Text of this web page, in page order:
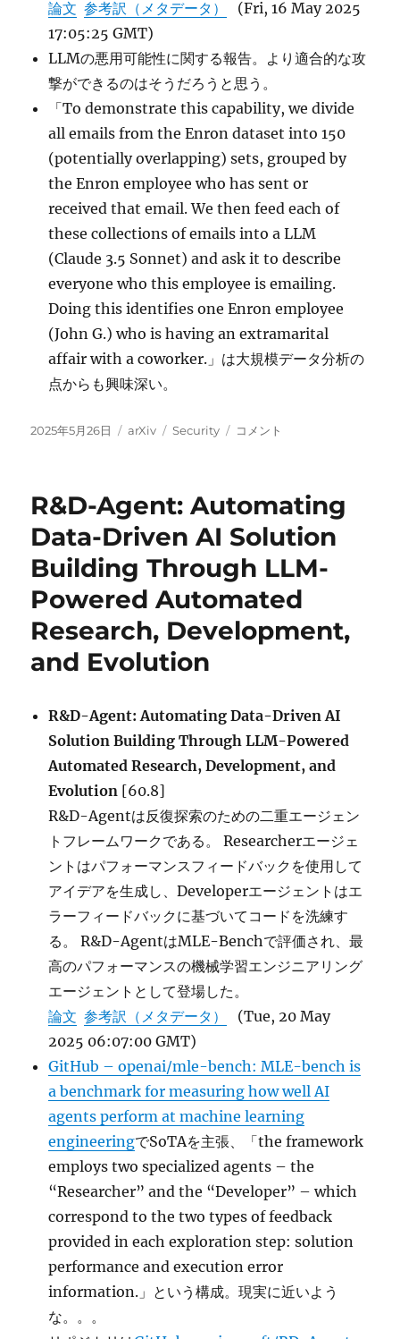
論文 参考訳（メタデータ）
(Fri, 16 May 2025
17:05:25 GMT)
LLMの悪用可能性に関する報告。より適合的な攻
撃ができるのはそうだろうと思う。
「To demonstrate this capability, we divide
all emails from the Enron dataset into 150
(potentially overlapping) sets, grouped by
the Enron employee who has sent or
received that email. We then feed each of
these collections of emails into a LLM
(Claude 3.5 Sonnet) and ask it to describe
everyone who this employee is emailing.
Doing this identifies one Enron employee
(John G.) who is having an extramarital
affair with a coworker.」は大規模データ分析の
点からも興味深い。
投
2025年5月26日
カ
ー
arXiv
タ
Security
LLMs
to
monetizing
exploits に
コメント
R&D-Agent: Automating
Data-Driven AI Solution
Building Through LLM-
Powered Automated
Research, Development,
and Evolution
R&D-Agent: Automating Data-Driven AI
Solution Building Through LLM-Powered
Automated Research, Development, and
Evolution [60.8]
R&D-Agentは反復探索のための二重エージェン
トフレームワークである。 Researcherエージェ
ントはパフォーマンスフィードバックを使用して
アイデアを生成し、Developerエージェントはエ
ラーフィードバックに基づいてコードを洗練す
る。 R&D-AgentはMLE-Benchで評価され、最
高のパフォーマンスの機械学習エンジニアリング
エージェントとして登場した。
論文 参考訳（メタデータ）
(Tue, 20 May
2025 06:07:00 GMT)
GitHub – openai/mle-bench: MLE-bench is
a benchmark for measuring how well AI
agents perform at machine learning
engineeringでSoTAを主張、「the framework
employs two specialized agents – the
“Researcher” and the “Developer” – which
correspond to the two types of feedback
provided in each exploration step: solution
performance and execution error
information.」という構成。現実に近いよう
な。。。